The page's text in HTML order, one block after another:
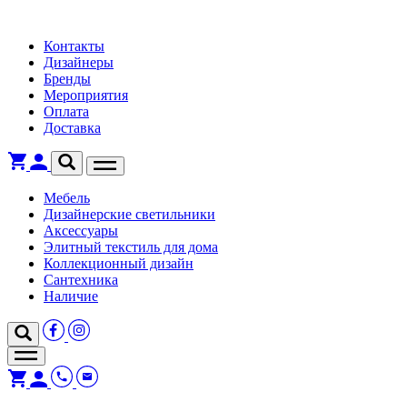
Контакты
Дизайнеры
Бренды
Мероприятия
Оплата
Доставка
Мебель
Дизайнерские светильники
Аксессуары
Элитный текстиль для дома
Коллекционный дизайн
Сантехника
Наличие